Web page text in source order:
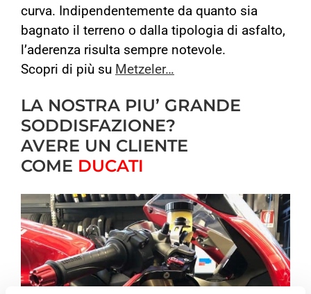
curva. Indipendentemente da quanto sia
bagnato il terreno o dalla tipologia di asfalto,
l’aderenza risulta sempre notevole.
Scopri di più su Metzeler…
LA NOSTRA PIU’ GRANDE
SODDISFAZIONE?
AVERE UN CLIENTE
COME DUCATI